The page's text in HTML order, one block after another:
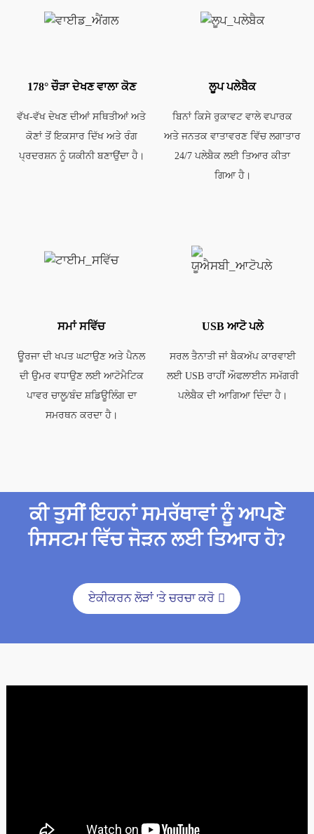
178° ਚੌੜਾ ਦੇਖਣ ਵਾਲਾ ਕੋਣ
ਵੱਖ-ਵੱਖ ਦੇਖਣ ਦੀਆਂ ਸਥਿਤੀਆਂ ਅਤੇ
ਕੋਣਾਂ ਤੋਂ ਇਕਸਾਰ ਦਿੱਖ ਅਤੇ ਰੰਗ
ਪ੍ਰਦਰਸ਼ਨ ਨੂੰ ਯਕੀਨੀ ਬਣਾਉਂਦਾ ਹੈ।
ਲੂਪ ਪਲੇਬੈਕ
ਬਿਨਾਂ ਕਿਸੇ ਰੁਕਾਵਟ ਵਾਲੇ ਵਪਾਰਕ
ਅਤੇ ਜਨਤਕ ਵਾਤਾਵਰਣ ਵਿੱਚ ਲਗਾਤਾਰ
24/7 ਪਲੇਬੈਕ ਲਈ ਤਿਆਰ ਕੀਤਾ
ਗਿਆ ਹੈ।
ਸਮਾਂ ਸਵਿੱਚ
ਊਰਜਾ ਦੀ ਖਪਤ ਘਟਾਉਣ ਅਤੇ ਪੈਨਲ
ਦੀ ਉਮਰ ਵਧਾਉਣ ਲਈ ਆਟੋਮੈਟਿਕ
ਪਾਵਰ ਚਾਲੂ/ਬੰਦ ਸ਼ਡਿਊਲਿੰਗ ਦਾ
ਸਮਰਥਨ ਕਰਦਾ ਹੈ।
USB ਆਟੋ ਪਲੇ
ਸਰਲ ਤੈਨਾਤੀ ਜਾਂ ਬੈਕਅੱਪ ਕਾਰਵਾਈ
ਲਈ USB ਰਾਹੀਂ ਔਫਲਾਈਨ ਸਮੱਗਰੀ
ਪਲੇਬੈਕ ਦੀ ਆਗਿਆ ਦਿੰਦਾ ਹੈ।
ਕੀ ਤੁਸੀਂ ਇਹਨਾਂ ਸਮਰੱਥਾਵਾਂ ਨੂੰ ਆਪਣੇ
ਸਿਸਟਮ ਵਿੱਚ ਜੋੜਨ ਲਈ ਤਿਆਰ ਹੋ?
ਏਕੀਕਰਨ ਲੋੜਾਂ 'ਤੇ ਚਰਚਾ ਕਰੋ